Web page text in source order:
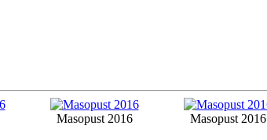
Masopust 2016 Masopust 2016